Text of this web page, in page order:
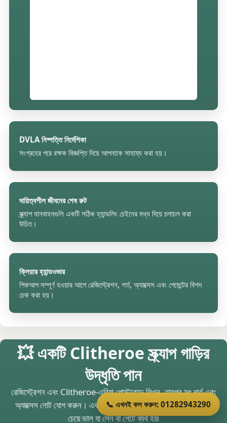
DVLA নিষ্পত্তি নির্দেশিকা
সংগ্রহের পরে রক্ষক বিজ্ঞপ্তি দিয়ে আপনাকে সাহায্য করা হয়।
দায়িত্বশীল জীবনের শেষ রুট
স্ক্র্যাপ যানবাহনগুলি একটি সঠিক হ্যান্ডলিং চেইনের মধ্য দিয়ে চলাচল করা
উচিত।
ক্লিয়ার হ্যান্ডওভার
পিকআপ সম্পূর্ণ হওয়ার আগে রেজিস্ট্রেশন, শর্ত, অ্যাক্সেস এবং পেমেন্টের বিশদ
চেক করা হয়।
💥 একটি Clitheroe স্ক্র্যাপ গাড়ির
উদ্ধৃতি পান
রেজিস্ট্রেশন এবং Clitheroe-এরিয়া পোস্টকোড লিখুন, তারপর সৎ শর্ত এবং
অ্যাক্সেস নোট যোগ করুন। একটি ব্যবহারিক উদ্ধৃতি একটি দ্রুত অনুমানের
চেয়ে ভাল যা লেন বা গেটে ব্যর্থ হয়৷
📞 এখনই কল করুন: 01282943290